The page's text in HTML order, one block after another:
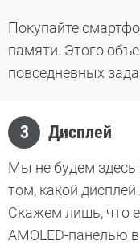
Покупайте
памяти. Этого
повседневных
3 Дисплей
Мы не будем здесь
том, какой
Скажем лишь, что
AMOLED-панелью